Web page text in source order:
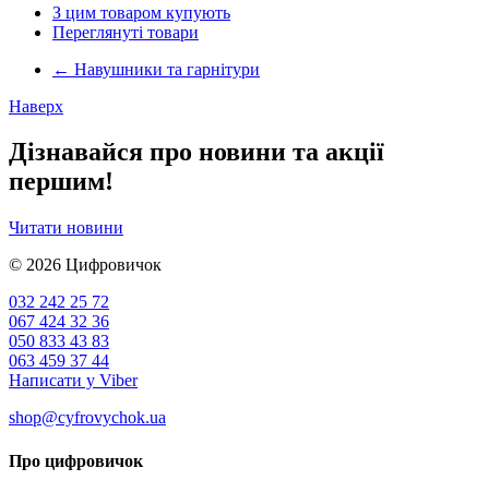
З цим товаром купують
Переглянуті товари
← Навушники та гарнітури
Наверх
Дізнавайся про новини та акції
першим!
Читати новини
© 2026 Цифровичок
032 242 25 72
067 424 32 36
050 833 43 83
063 459 37 44
Написати у Viber
shop@cyfrovychok.ua
Про цифровичок